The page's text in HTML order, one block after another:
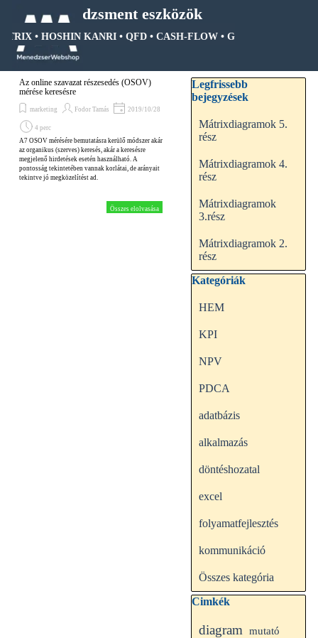
Menedzsment eszközök
• HOSHIN KANRI • QFD • CASH-FLOW • GANTT DIAGRAM •
Ugrás a menüre
Az online szavazat részesedés (OSOV)
mérése keresésre
marketing Fodor Tamás 2019/10/28
4 perc
A7 OSOV mérésére bemutatásra kerülő módszer akár
az organikus (szerves) keresés, akár a keresésre
megjelenő hirdetések esetén használható. A
pontosság tekintetében vannak korlátai, de arányait
tekintve jó megközelítést ad.
Összes elolvasása
Kihagy blokk Legfrissebb
Legfrissebb
bejegyzések
Mátrixdiagramok 5.
rész
Mátrixdiagramok 4.
rész
Mátrixdiagramok
3.rész
Mátrixdiagramok 2.
rész
Kihagy blokk Kategóriák
Kategóriák
HEM
KPI
NPV
PDCA
adatbázis
alkalmazás
döntéshozatal
excel
folyamatfejlesztés
kommunikáció
Összes kategória
Kihagy blokk Cimkék
Cimkék
diagram
mutató